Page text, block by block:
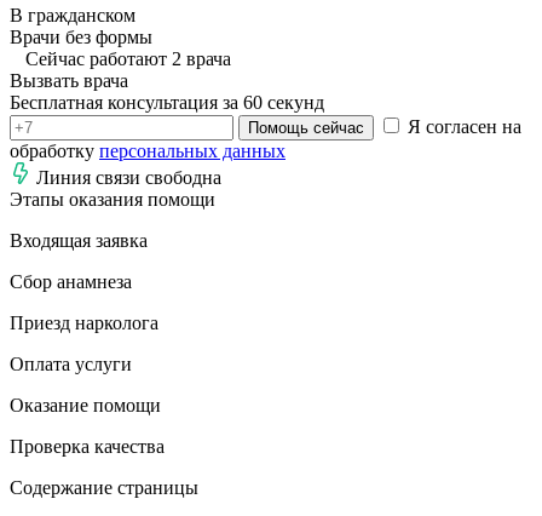
В гражданском
Врачи без формы
Сейчас работают 2 врача
Вызвать врача
Бесплатная консультация за 60 секунд
Помощь сейчас
Я согласен на
обработку персональных данных
Линия связи свободна
Этапы оказания помощи
Входящая заявка
Сбор анамнеза
Приезд нарколога
Оплата услуги
Оказание помощи
Проверка качества
Содержание страницы